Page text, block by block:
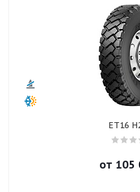
ET16
от 105